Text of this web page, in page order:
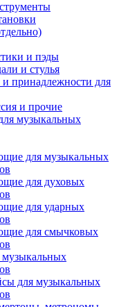
и пэды
и стулья
и принадлежности для
и прочие
музыкальных
для музыкальных
для духовых
для ударных
для смычковых
для музыкальных